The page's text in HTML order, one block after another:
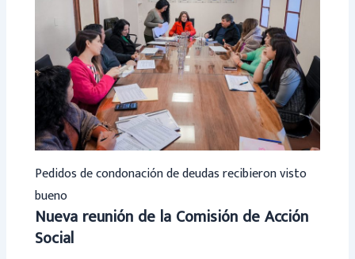
Pedidos de condonación de deudas recibieron visto
bueno
Nueva reunión de la Comisión de Acción
Social